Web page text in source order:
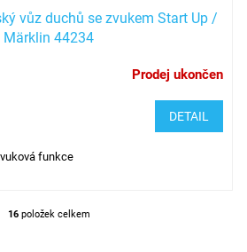
vůz duchů se zvukem Start Up /
Märklin 44234
Prodej ukončen
DETAIL
funkce
O
16položek celkem